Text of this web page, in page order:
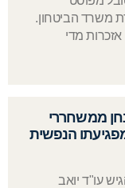
משרד הביטחון.
מדי
ממשחררי
הנפשית
עו"ד יואב